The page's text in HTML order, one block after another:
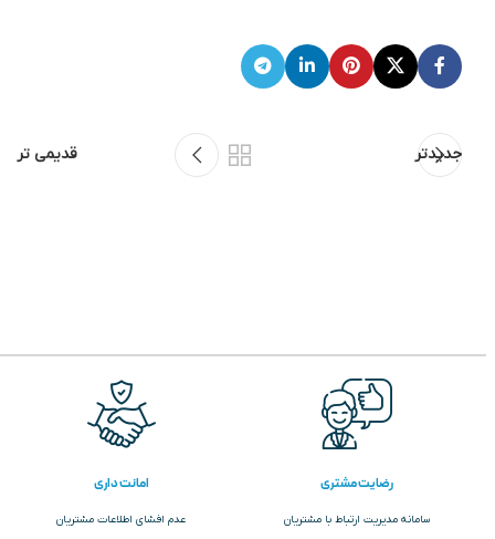
جدیدتر قدیمی تر
رضایت مشتری
سامانه مدیریت ارتباط با مشتریان
امانت داری
عدم افشای اطلاعات مشتریان